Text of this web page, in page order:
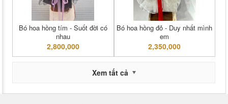
Bó hoa hồng tím - Suốt đời có
nhau
2,800,000
Bó hoa hồng đỏ - Duy nhất mình
em
2,350,000
Xem tất cả